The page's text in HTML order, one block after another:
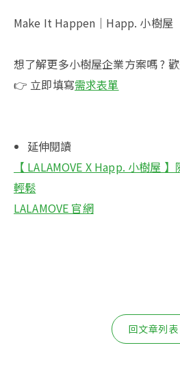
Make It Happen｜Happ. 小樹屋
想了解更多小樹屋企業方案嗎 ?
👉 立即填寫需求表單
延伸閱讀
【 LALAMOVE X Happ. 小樹屋
輕鬆
LALAMOVE 官網
回文章列表